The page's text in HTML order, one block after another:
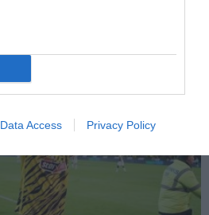
Data Access Privacy Policy